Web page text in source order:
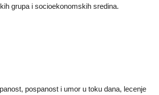
grupa i socioekonomskih sredina.